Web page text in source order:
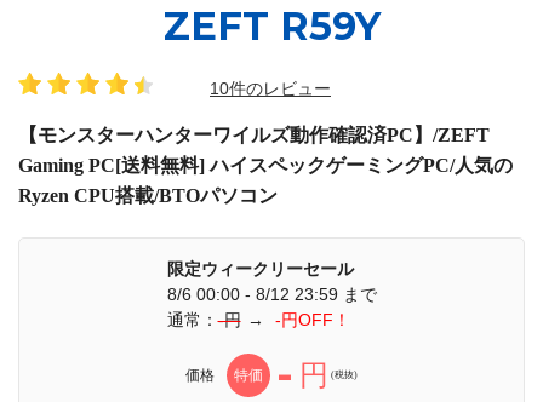
ZEFT R59Y
10件のレビュー
【モンスターハンターワイルズ動作確認済PC】/ZEFT
Gaming PC[送料無料] ハイスペックゲーミングPC/人気の
Ryzen CPU搭載/BTOパソコン
限定ウィークリーセール
8/6 00:00 - 8/12 23:59 まで
通常：-円 → -円OFF！
価格 特価 - 円 (税抜)